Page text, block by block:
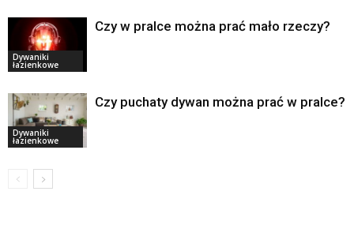
Dywaniki
łazienkowe
Czy w pralce można prać mało rzeczy?
Dywaniki
łazienkowe
Czy puchaty dywan można prać w pralce?